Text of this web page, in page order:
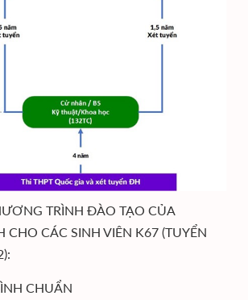
TRÌNH ĐÀO TẠO CỦA
CHO CÁC SINH VIÊN K67 (TUYỂN
CHUẨN